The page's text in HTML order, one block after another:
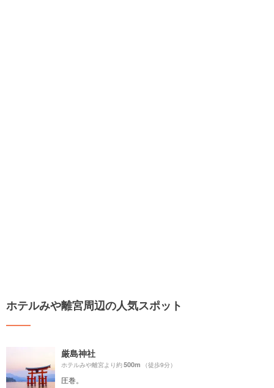
ホテルみや離宮周辺の人気スポット
厳島神社
ホテルみや離宮より約500m （徒歩9分）
圧巻。